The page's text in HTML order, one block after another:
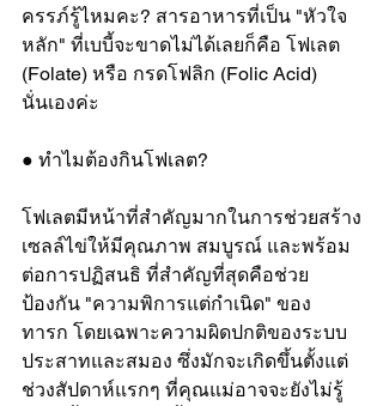
ครรภ์รู้ไหมคะ? สารอาหารที่เป็น "หัวใจ
หลัก" ที่เบบี้จะขาดไม่ได้เลยก็คือ โฟเลต
(Folate) หรือ กรดโฟลิก (Folic Acid)
นั่นเองค่ะ
● ทำไมต้องกินโฟเลต?
โฟเลตมีหน้าที่สำคัญมากในการช่วยสร้าง
เซลล์ไข่ให้มีคุณภาพ สมบูรณ์ และพร้อม
ต่อการปฏิสนธิ ที่สำคัญที่สุดคือช่วย
ป้องกัน "ความพิการแต่กำเนิด" ของ
ทารก โดยเฉพาะความผิดปกติของระบบ
ประสาทและสมอง ซึ่งมักจะเกิดขึ้นตั้งแต่
ช่วงสัปดาห์แรกๆ ที่คุณแม่อาจจะยังไม่รู้